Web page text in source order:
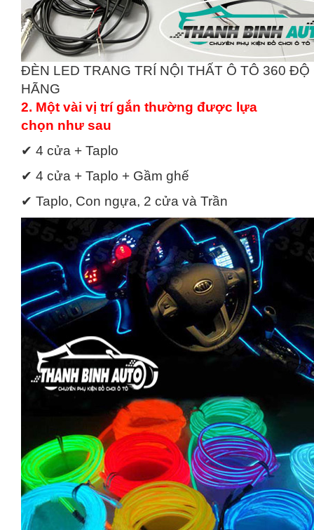
ĐÈN LED TRANG TRÍ NỘI THẤT Ô TÔ 360 ĐỘ
HÃNG
2. Một vài vị trí gắn thường được lựa
chọn như sau
✔ 4 cửa + Taplo
✔ 4 cửa + Taplo + Gầm ghế
✔ Taplo, Con ngựa, 2 cửa và Trần